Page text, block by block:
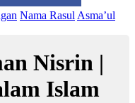
Nama Rasul Asma’ul
Nisrin |
Islam